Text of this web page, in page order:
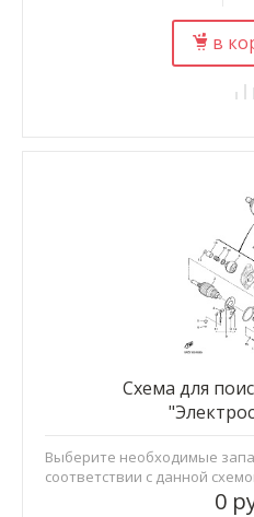
в
0
Схема для
Выберите необходимые
соответствии с данной